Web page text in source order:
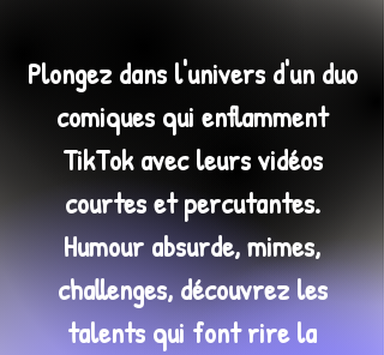
Plongez dans l'univers d'un duo
comiques qui enflamment
TikTok avec leurs vidéos
courtes et percutantes.
Humour absurde, mimes,
challenges, découvrez les
talents qui font rire la